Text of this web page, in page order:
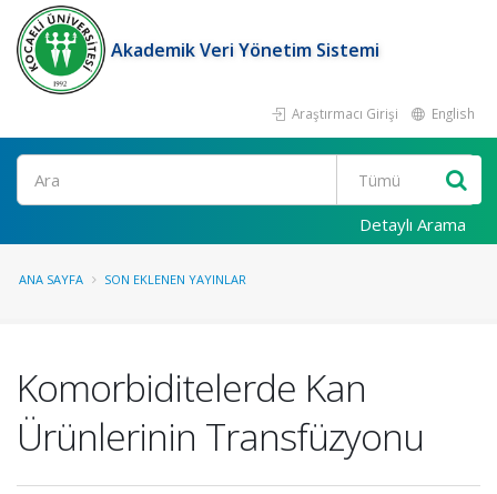
Akademik Veri Yönetim Sistemi
Araştırmacı Girişi English
Ara
Detaylı Arama
ANA SAYFA SON EKLENEN YAYINLAR
Komorbiditelerde Kan
Ürünlerinin Transfüzyonu